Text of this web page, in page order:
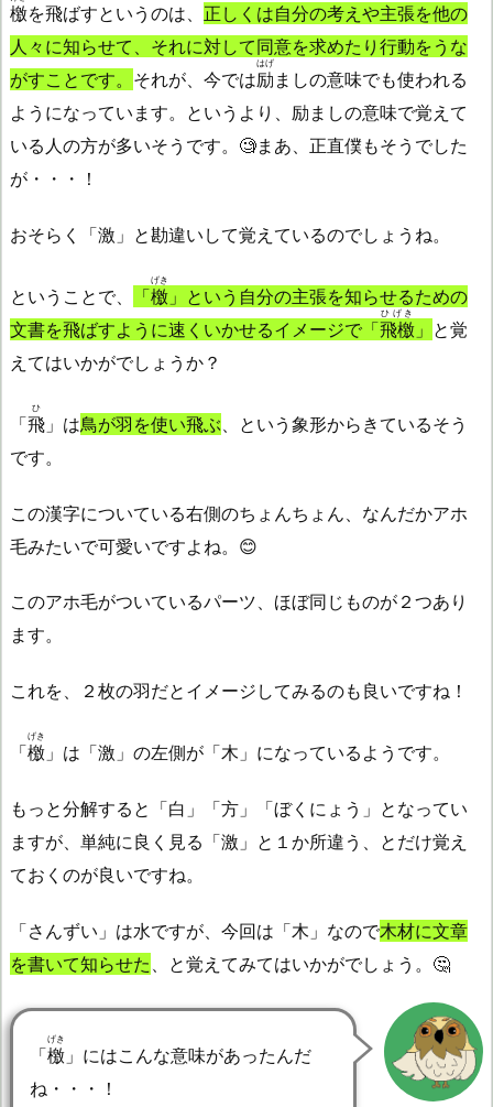
檄を飛ばすというのは、 正しくは自分の考えや主張を他の
人々に知らせて、それに対して同意を求めたり行動をうな
がすことです。 それが、今では励
はげ
ましの意味でも使われる
ようになっています。というより、励ましの意味で覚えて
いる人の方が多いそうです。🧐まあ、正直僕もそうでした
が・・・！
おそらく「激」と勘違いして覚えているのでしょうね。
ということで、 「檄
げき
」という自分の主張を知らせるための
文書を飛ばすように速くいかせるイメージで「飛檄
ひげき
」 と覚
えてはいかがでしょうか？
「飛
ひ
」は鳥が羽を使い飛ぶ 、という象形からきているそう
です。
この漢字についている右側のちょんちょん、なんだかアホ
毛みたいで可愛いですよね。😊
このアホ毛がついているパーツ、ほぼ同じものが２つあり
ます。
これを、２枚の羽だとイメージしてみるのも良いですね！
「檄
げき
」は「激」の左側が「木」になっているようです。
もっと分解すると「白」「方」「ぼくにょう」となってい
ますが、単純に良く見る「激」と１か所違う、とだけ覚え
ておくのが良いですね。
「さんずい」は水ですが、今回は「木」なので木材に文章
を書いて知らせた 、と覚えてみてはいかがでしょう。🤔
「檄
げき
」にはこんな意味があったんだ
ね・・・！